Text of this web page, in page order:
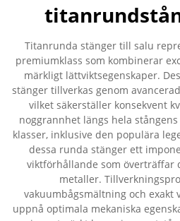
Titanrunda stänger till salu
premiumklass som kombinerar
märkligt lättviktsegenskaper.
stänger tillverkas genom
vilket säkerställer konsekvent
noggrannhet längs hela
klasser, inklusive den populära
dessa runda stänger ett
viktförhållande som överträffar
metaller.
vakuumbågsmältning och
uppnå optimala mekaniska